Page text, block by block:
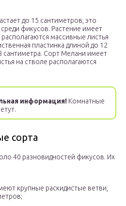
до 15 сантиметров, это
фикусов. Растение имеет
массивные листья
пластинка длиной до 12
сантиметра. Сорт Мелани имеет
на стволе располагаются
информация! Комнатные
сорта
40 разновидностей фикусов. Их
крупные раскидистые ветви,